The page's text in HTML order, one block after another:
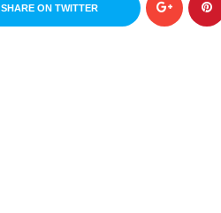
SHARE ON TWITTER